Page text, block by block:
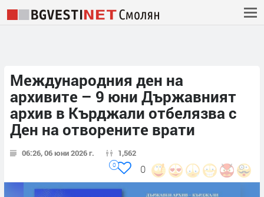
Международния ден на
архивите – 9 юни Държавният
архив в Кърджали отбелязва с
Ден на отворените врати
06:26, 06 юни 2026 г. 1,562
0
0